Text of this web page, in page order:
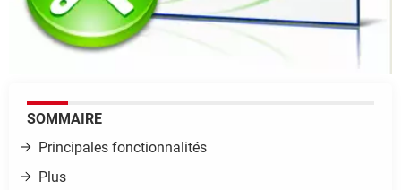
SOMMAIRE
Principales fonctionnalités
Plus